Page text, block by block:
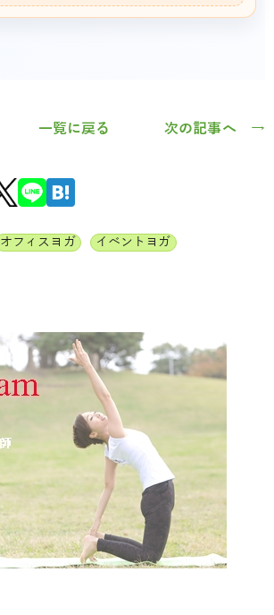
一覧に戻る 次の記事へ →
オフィスヨガ イベントヨガ